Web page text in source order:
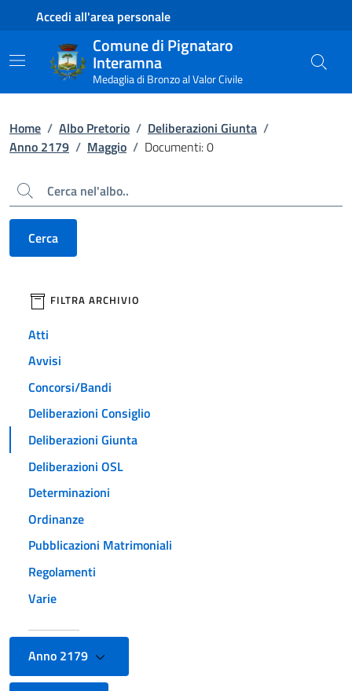
Contenuto principale
Piede di paginaAccedi all'area personale
Comune di Pignataro
Interamna
Medaglia di Bronzo al Valor Civile
Home / Albo Pretorio / Deliberazioni Giunta /
Anno 2179 / Maggio / Documenti: 0
Cerca
Cerca
filtri da applicare
FILTRA ARCHIVIO
Atti
Avvisi
Concorsi/Bandi
Deliberazioni Consiglio
Deliberazioni Giunta
Deliberazioni OSL
Determinazioni
Ordinanze
Pubblicazioni Matrimoniali
Regolamenti
Varie
Anno 2179